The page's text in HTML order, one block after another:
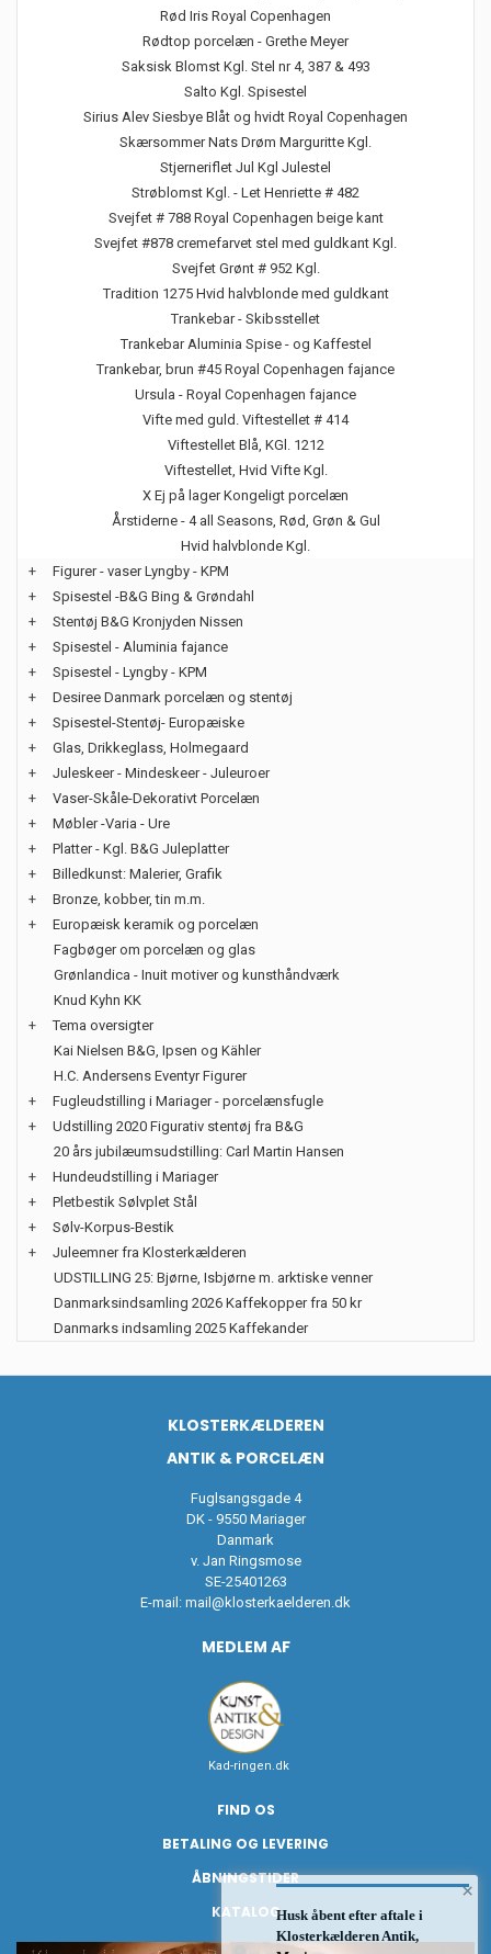
Rød Iris Royal Copenhagen
Rødtop porcelæn - Grethe Meyer
Saksisk Blomst Kgl. Stel nr 4, 387 & 493
Salto Kgl. Spisestel
Sirius Alev Siesbye Blåt og hvidt Royal Copenhagen
Skærsommer Nats Drøm Marguritte Kgl.
Stjerneriflet Jul Kgl Julestel
Strøblomst Kgl. - Let Henriette # 482
Svejfet # 788 Royal Copenhagen beige kant
Svejfet #878 cremefarvet stel med guldkant Kgl.
Svejfet Grønt # 952 Kgl.
Tradition 1275 Hvid halvblonde med guldkant
Trankebar - Skibsstellet
Trankebar Aluminia Spise - og Kaffestel
Trankebar, brun #45 Royal Copenhagen fajance
Ursula - Royal Copenhagen fajance
Vifte med guld. Viftestellet # 414
Viftestellet Blå, KGl. 1212
Viftestellet, Hvid Vifte Kgl.
X Ej på lager Kongeligt porcelæn
Årstiderne - 4 all Seasons, Rød, Grøn & Gul
Hvid halvblonde Kgl.
+
Figurer - vaser Lyngby - KPM
+
Spisestel -B&G Bing & Grøndahl
+
Stentøj B&G Kronjyden Nissen
+
Spisestel - Aluminia fajance
+
Spisestel - Lyngby - KPM
+
Desiree Danmark porcelæn og stentøj
+
Spisestel-Stentøj- Europæiske
+
Glas, Drikkeglass, Holmegaard
+
Juleskeer - Mindeskeer - Juleuroer
+
Vaser-Skåle-Dekorativt Porcelæn
+
Møbler -Varia - Ure
+
Platter - Kgl. B&G Juleplatter
+
Billedkunst: Malerier, Grafik
+
Bronze, kobber, tin m.m.
+
Europæisk keramik og porcelæn
Fagbøger om porcelæn og glas
Grønlandica - Inuit motiver og kunsthåndværk
Knud Kyhn KK
+
Tema oversigter
Kai Nielsen B&G, Ipsen og Kähler
H.C. Andersens Eventyr Figurer
+
Fugleudstilling i Mariager - porcelænsfugle
+
Udstilling 2020 Figurativ stentøj fra B&G
20 års jubilæumsudstilling: Carl Martin Hansen
+
Hundeudstilling i Mariager
+
Pletbestik Sølvplet Stål
+
Sølv-Korpus-Bestik
+
Juleemner fra Klosterkælderen
UDSTILLING 25: Bjørne, Isbjørne m. arktiske venner
Danmarksindsamling 2026 Kaffekopper fra 50 kr
Danmarks indsamling 2025 Kaffekander
KLOSTERKÆLDEREN
ANTIK & PORCELÆN
Fuglsangsgade 4
DK - 9550 Mariager
Danmark
v. Jan Ringsmose
SE-25401263
E-mail: mail@klosterkaelderen.dk
MEDLEM AF
Kad-ringen.dk
FIND OS
BETALING OG LEVERING
ÅBNINGSTIDER
KATALOG
×
Husk åbent efter aftale i
Klosterkælderen Antik,